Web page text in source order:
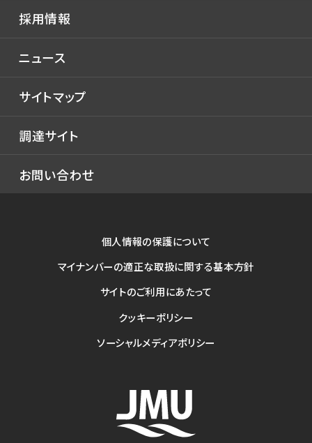
技術開発
氷海技術
テクニカルレビュー
テクニカルレビュー
タンカー
自動車運搬船
艦艇
修理・改造
エンジニアリング
環境
ガバナンス
採用情報
ニュース
サイトマップ
調達サイト
お問い合わせ
個人情報の保護について
マイナンバーの適正な取扱に関する基本方針
サイトのご利用にあたって
クッキーポリシー
ソーシャルメディアポリシー